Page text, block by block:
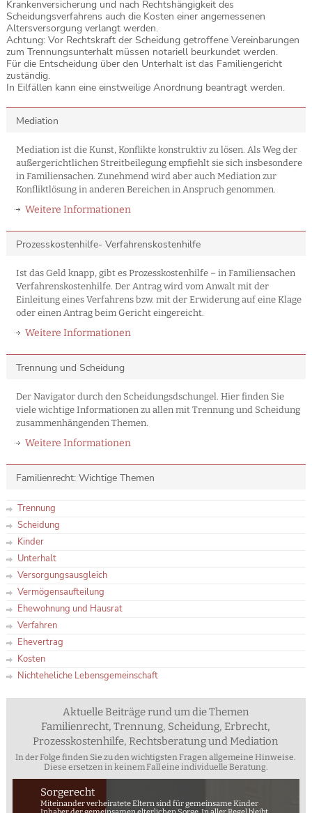
Krankenversicherung und nach Rechtshängigkeit des
Scheidungsverfahrens auch die Kosten einer angemessenen
Altersversorgung verlangt werden.
Achtung: Vor Rechtskraft der Scheidung getroffene Vereinbarungen
zum Trennungsunterhalt müssen notariell beurkundet werden.
Für die Entscheidung über den Unterhalt ist das Familiengericht
zuständig.
In Eilfällen kann eine einstweilige Anordnung beantragt werden.
Mediation
Mediation ist die Kunst, Konflikte konstruktiv zu lösen. Als Weg der
außergerichtlichen Streitbeilegung empfiehlt sie sich insbesondere
in Familiensachen. Zunehmend wird aber auch Mediation zur
Konfliktlösung in anderen Bereichen in Anspruch genommen.
Weitere Informationen
Prozesskostenhilfe- Verfahrenskostenhilfe
Ist das Geld knapp, gibt es Prozesskostenhilfe – in Familiensachen
Verfahrenskostenhilfe. Der Antrag wird vom Anwalt mit der
Einleitung eines Verfahrens bzw. mit der Erwiderung auf eine Klage
oder einen Antrag beim Gericht eingereicht.
Weitere Informationen
Trennung und Scheidung
Der Navigator durch den Scheidungsdschungel. Hier finden Sie
viele wichtige Informationen zu allen mit Trennung und Scheidung
zusammenhängenden Themen.
Weitere Informationen
Familienrecht: Wichtige Themen
Trennung
Scheidung
Kinder
Unterhalt
Versorgungsausgleich
Vermögensaufteilung
Ehewohnung und Hausrat
Verfahren
Ehevertrag
Kosten
Nichteheliche Lebensgemeinschaft
Aktuelle Beiträge rund um die Themen
Familienrecht, Trennung, Scheidung, Erbrecht,
Prozesskostenhilfe, Rechtsberatung und Mediation
In der Folge finden Sie zu den wichtigsten Fragen allgemeine Hinweise.
Diese ersetzen in keinem Fall eine individuelle Beratung.
Sorgerecht
Miteinander verheiratete Eltern sind für gemeinsame Kinder